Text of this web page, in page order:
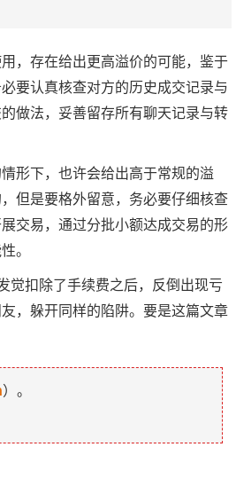
，存在给出更高溢价的可能，鉴于
要认真核查对方的历史成交记录与
做法，妥善留存所有聊天记录与转
形下，也许会给出高于常规的溢
但是要格外留意，务必要仔细核查
交易，通过分批小额达成交易的形
。
觉扣除了手续费之后，反倒出现亏
，躲开同样的陷阱。要是这篇文章
）。